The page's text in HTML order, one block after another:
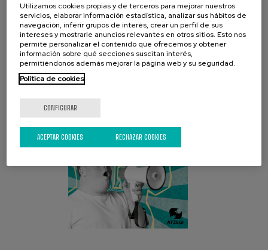
CAMPAÑA ACTUAL
Utilizamos cookies propias y de terceros para mejorar nuestros
servicios, elaborar información estadística, analizar sus hábitos de
navegación, inferir grupos de interés, crear un perfil de sus
intereses y mostrarle anuncios relevantes en otros sitios. Esto nos
permite personalizar el contenido que ofrecemos y obtener
información sobre qué secciones suscitan interés,
permitiéndonos además mejorar la página web y su seguridad.
Política de cookies
CONFIGURAR
RECHAZAR COOKIES
ACEPTAR COOKIES